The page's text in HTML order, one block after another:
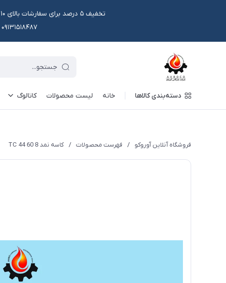
۰۹۱۳۱۵۱۸۴۸۷ یا در وتس اپ و ایتا قابل سفارش می باشند)
دسته‌بندی کالاها خانه لیست محصولات کاتالوگ
فروشگاه آنلاین آوروکو / فهرست محصولات / کاسه نمد TC 44 60 8